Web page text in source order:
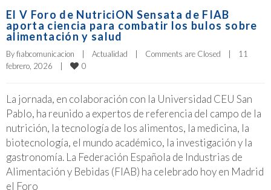
El V Foro de NutriciON Sensata de FIAB
aporta ciencia para combatir los bulos sobre
alimentación y salud
By fiabcomunicacion Actualidad Comments are Closed
11
febrero, 2026
0
La jornada, en colaboración con la Universidad CEU San
Pablo, ha reunido a expertos de referencia del campo de la
nutrición, la tecnología de los alimentos, la medicina, la
biotecnología, el mundo académico, la investigación y la
gastronomía. La Federación Española de Industrias de
Alimentación y Bebidas (FIAB) ha celebrado hoy en Madrid
el Foro